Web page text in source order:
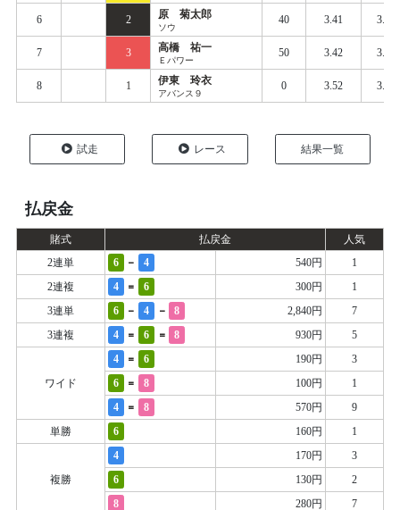
6 2 原 菊太郎
ソウ
40 3.41 3.516
7 3 高橋 祐一
Ｅパワー
50 3.42 3.511
8 1 伊東 玲衣
アバンス９
0 3.52 3.584
試走 レース 結果一覧
払戻金
賭式 払戻金
人気
2連単
6 - 4 540円
1
2連複
4 = 6 300円
1
3連単
6 - 4 - 8 2,840円
7
3連複
4 = 6 = 8 930円 5
ワイド
4 = 6 190円
3
6
= 8 100円
1
4
= 8 570円
9
単勝
6 160円 1
複勝
4 170円
3
6
130円
2
8
280円
7